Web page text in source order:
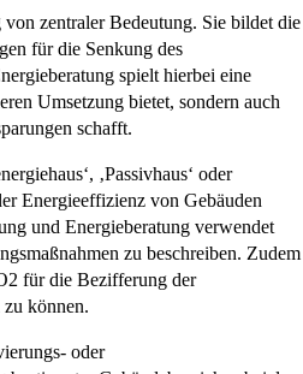
von zentraler Bedeutung. Sie bildet die
für die Senkung des
spielt hierbei eine
Umsetzung bietet, sondern auch
schafft.
‚Passivhaus‘ oder
Energieeffizienz von Gebäuden
und Energieberatung verwendet
zu beschreiben. Zudem
für die Bezifferung der
können.
oder